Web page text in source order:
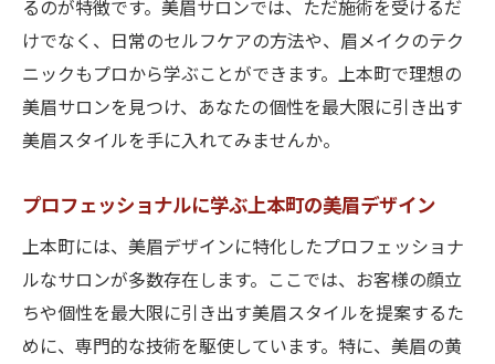
るのが特徴です。美眉サロンでは、ただ施術を受けるだ
けでなく、日常のセルフケアの方法や、眉メイクのテク
ニックもプロから学ぶことができます。上本町で理想の
美眉サロンを見つけ、あなたの個性を最大限に引き出す
美眉スタイルを手に入れてみませんか。
プロフェッショナルに学ぶ上本町の美眉デザイン
上本町には、美眉デザインに特化したプロフェッショナ
ルなサロンが多数存在します。ここでは、お客様の顔立
ちや個性を最大限に引き出す美眉スタイルを提案するた
めに、専門的な技術を駆使しています。特に、美眉の黄